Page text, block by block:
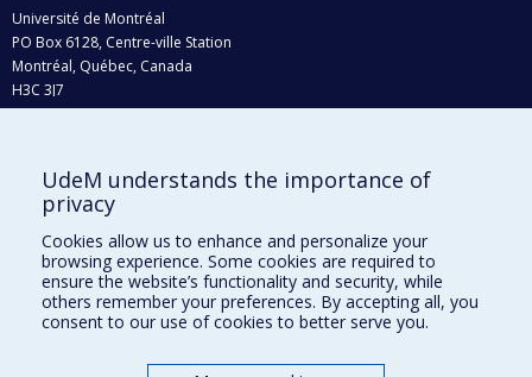
Université de Montréal
PO Box 6128, Centre-ville Station
Montréal, Québec, Canada
H3C 3J7
Who does what?
Find us
Site map
Accessibility
UdeM understands the importance of
privacy
Cookies allow us to enhance and personalize your
browsing experience. Some cookies are required to
ensure the website’s functionality and security, while
others remember your preferences. By accepting all, you
consent to our use of cookies to better serve you.